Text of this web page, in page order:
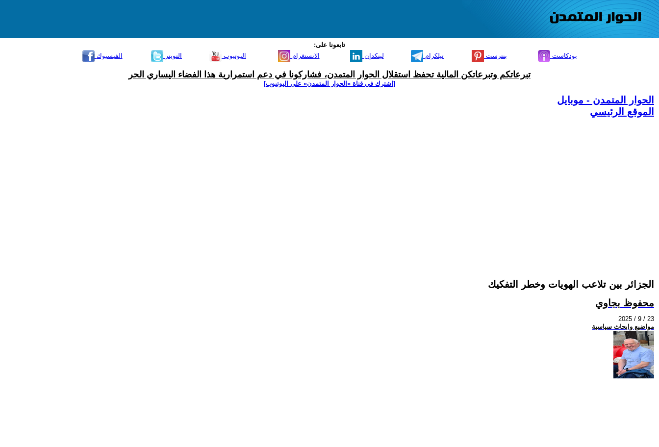
تابعونا على:
الفيسبوك
التويتر اليوتيوب الانستغرام لينكدإن تيلكرام بنترست بودكاست
تبرعاتكم وتبرعاتكن المالية تحفظ استقلال الحوار المتمدن، فشاركونا في دعم استمرارية هذا الفضاء اليساري الحر
[اشترك في قناة ‫«الحوار المتمدن» على اليوتيوب]
الحوار المتمدن - موبايل
الموقع الرئيسي
الجزائر بين تلاعب الهويات وخطر التفكيك
محفوظ بجاوي
2025 / 9 / 23
مواضيع وابحاث سياسية